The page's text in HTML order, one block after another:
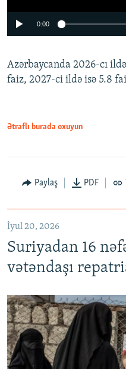
Auto
0:00
Azərbaycanda 2026-cı
faiz, 2027-ci ildə isə 5.8
Ətraflı burada oxuyun
Paylaş PDF
İyul 20, 2026
Suriyadan 16
vətəndaşı